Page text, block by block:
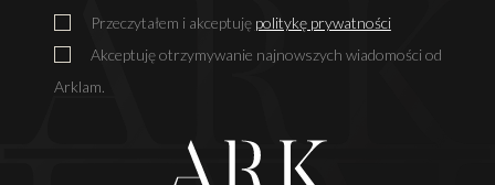
Przeczytałem i akceptuję politykę prywatności
Akceptuję otrzymywanie najnowszych wiadomości od
Arklam.